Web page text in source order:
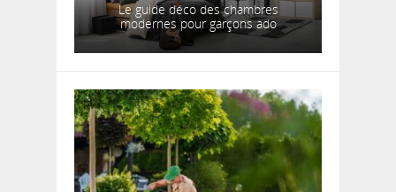
Le guide déco des chambres
modernes pour garçons ado